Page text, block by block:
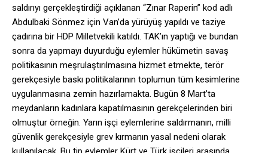
saldırıyı gerçekleştirdiği açıklanan “Zınar Raperin” kod adlı
Abdulbaki Sönmez için Van’da yürüyüş yapıldı ve taziye
çadırına bir HDP Milletvekili katıldı. TAK’ın yaptığı ve bundan
sonra da yapmayı duyurduğu eylemler hükümetin savaş
politikasının meşrulaştırılmasına hizmet etmekte, terör
gerekçesiyle baskı politikalarının toplumun tüm kesimlerine
uygulanmasına zemin hazırlamakta. Bugün 8 Mart’ta
meydanların kadınlara kapatılmasının gerekçelerinden biri
olmuştur örneğin. Yarın işçi eylemlerine saldırmanın, milli
güvenlik gerekçesiyle grev kırmanın yasal nedeni olarak